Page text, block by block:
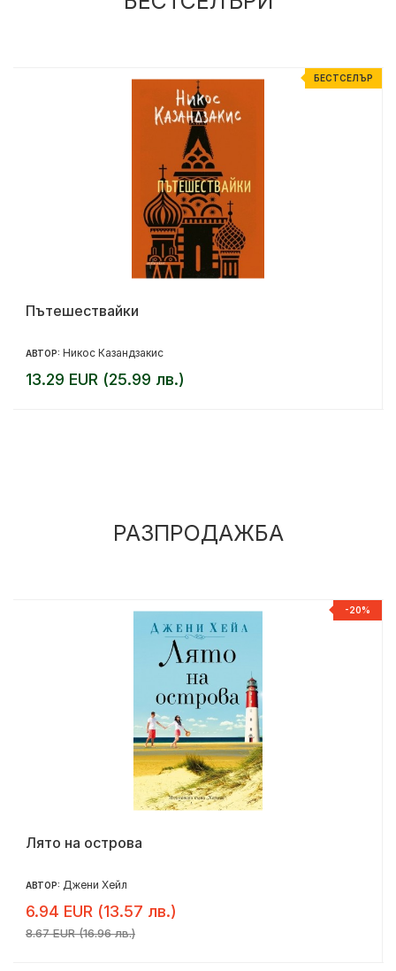
БЕСТСЕЛЪР
Пътешествайки
АВТОР: Никос Казандзакис
13.29 EUR (25.99 лв.)
РАЗПРОДАЖБА
-20%
Лято на островa
АВТОР: Джени Хейл
6.94 EUR (13.57 лв.)
8.67 EUR (16.96 лв.)